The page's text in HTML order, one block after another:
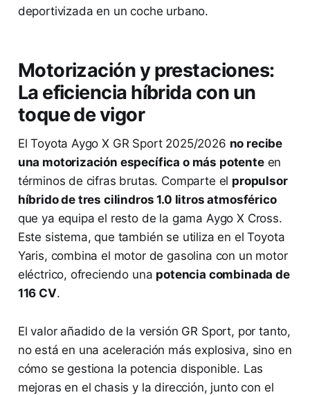
deportivizada en un coche urbano.
Motorización y prestaciones:
La eficiencia híbrida con un
toque de vigor
El Toyota Aygo X GR Sport 2025/2026 no recibe
una motorización específica o más potenteen
términos de cifras brutas. Comparte el propulsor
híbrido de tres cilindros 1.0 litros atmosférico
que ya equipa el resto de la gama Aygo X Cross.
Este sistema, que también se utiliza en el Toyota
Yaris, combina el motor de gasolina con un motor
eléctrico, ofreciendo una potencia combinada de
116 CV.
El valor añadido de la versión GR Sport, por tanto,
no está en una aceleración más explosiva, sino en
cómo se gestiona la potencia disponible. Las
mejoras en el chasis y la dirección, junto con el